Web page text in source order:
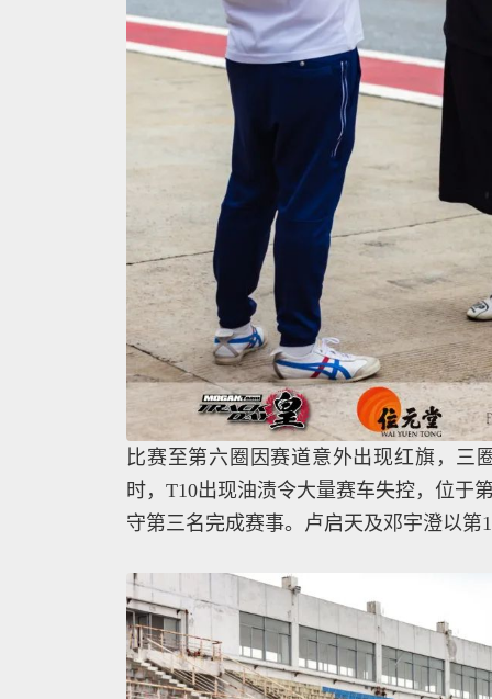
比赛至第六圈因赛道意外出现红旗，三
时，T10出现油渍令大量赛车失控，位于
守第三名完成赛事。卢启天及邓宇澄以